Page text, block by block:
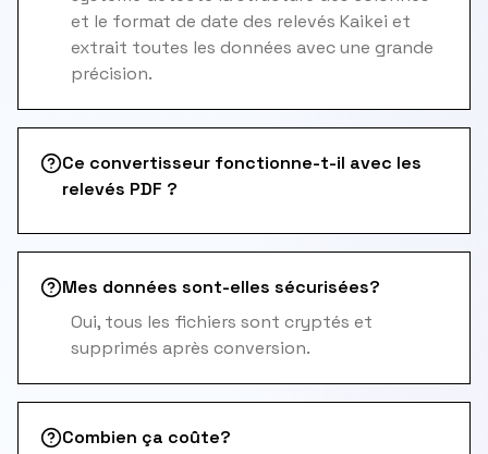
et le format de date des relevés Kaikei et
extrait toutes les données avec une grande
précision.
Ce convertisseur fonctionne-t-il avec les
relevés PDF ?
Mes données sont-elles sécurisées?
Oui, tous les fichiers sont cryptés et
supprimés après conversion.
Combien ça coûte?